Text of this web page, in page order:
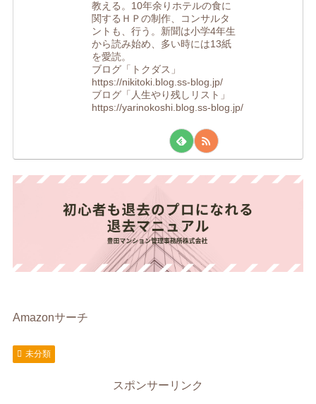
教える。10年余りホテルの食に
関するＨＰの制作、コンサルタ
ントも、行う。新聞は小学4年生
から読み始め、多い時には13紙
を愛読。
ブログ「トクダス」
https://nikitoki.blog.ss-blog.jp/
ブログ「人生やり残しリスト」
https://yarinokoshi.blog.ss-blog.jp/
Amazonサーチ
未分類
スポンサーリンク